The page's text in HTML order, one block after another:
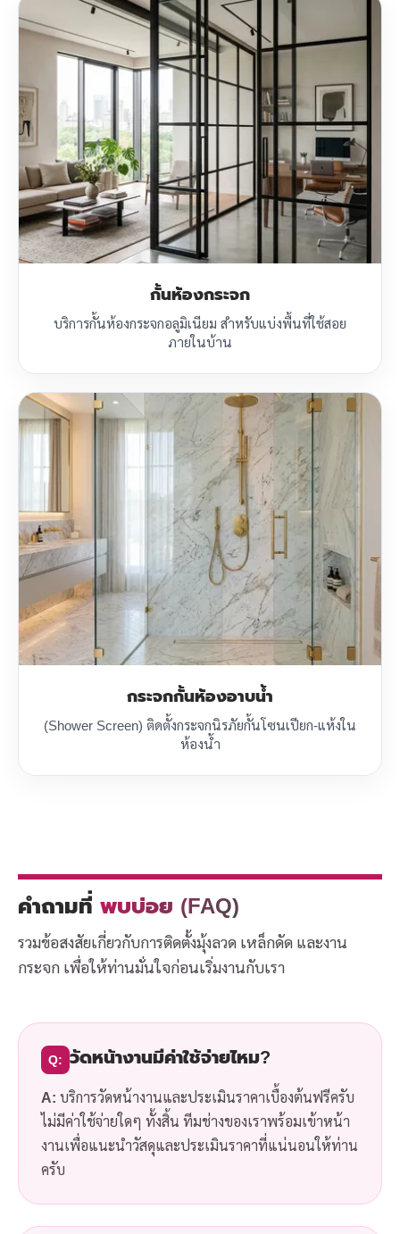
กั้นห้องกระจก
บริการกั้นห้องกระจกอลูมิเนียม สำหรับแบ่งพื้นที่ใช้สอย
ภายในบ้าน
กระจกกั้นห้องอาบน้ำ
(Shower Screen) ติดตั้งกระจกนิรภัยกั้นโซนเปียก-แห้งใน
ห้องน้ำ
คำถามที่ พบบ่อย (FAQ)
รวมข้อสงสัยเกี่ยวกับการติดตั้งมุ้งลวด เหล็กดัด และงาน
กระจก เพื่อให้ท่านมั่นใจก่อนเริ่มงานกับเรา
Q: วัดหน้างานมีค่าใช้จ่ายไหม?
A: บริการวัดหน้างานและประเมินราคาเบื้องต้นฟรีครับ
ไม่มีค่าใช้จ่ายใดๆ ทั้งสิ้น ทีมช่างของเราพร้อมเข้าหน้า
งานเพื่อแนะนำวัสดุและประเมินราคาที่แน่นอนให้ท่าน
ครับ